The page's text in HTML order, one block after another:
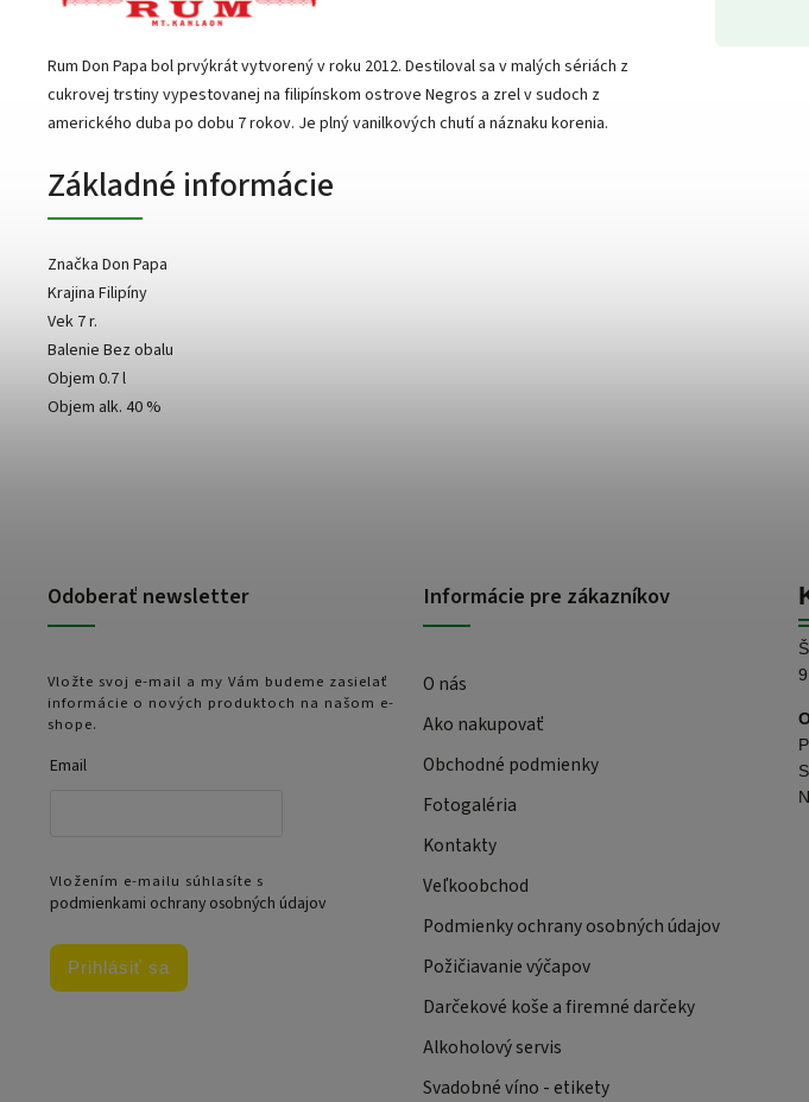
Rum Don Papa bol prvýkrát vytvorený v roku 2012. Destiloval sa v malých sériách z
cukrovej trstiny vypestovanej na filipínskom ostrove Negros a zrel v sudoch z
amerického duba po dobu 7 rokov. Je plný vanilkových chutí a náznaku korenia.
Základné informácie
Značka Don Papa
Krajina Filipíny
Vek 7 r.
Balenie Bez obalu
Objem 0.7 l
Objem alk. 40 %
Odoberať newsletter
Vložte svoj e-mail a my Vám budeme zasielať
informácie o nových produktoch na našom e-
shope.
Email
Vložením e-mailu súhlasíte s
podmienkami ochrany osobných údajov
Prihlásiť sa
Informácie pre zákazníkov
O nás
Ako nakupovať
Obchodné podmienky
Fotogaléria
Kontakty
Veľkoobchod
Podmienky ochrany osobných údajov
Požičiavanie výčapov
Darčekové koše a firemné darčeky
Alkoholový servis
Svadobné víno - etikety